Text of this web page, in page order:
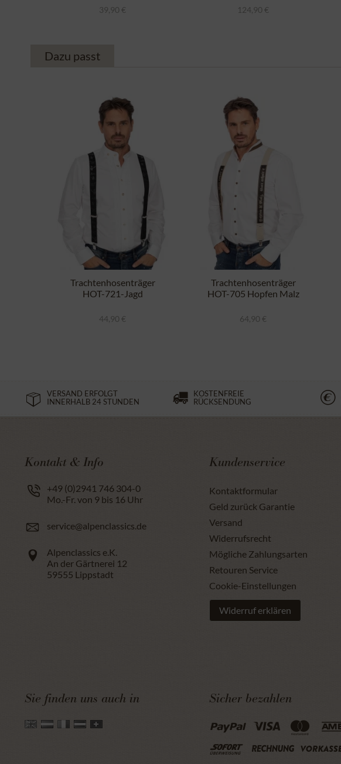
39,90 € 124,90 €
Dazu passt
Trachtenhosenträger
HOT-721-Jagd
44,90 €
Trachtenhosenträger
HOT-705 Hopfen Malz
64,90 €
VERSAND ERFOLGT
INNERHALB 24 STUNDEN
KOSTENFREIE
RÜCKSENDUNG
Kontakt & Info
+49 (0)2941 746 304-0
Mo.-Fr. von 9 bis 16 Uhr
service@alpenclassics.de
Alpenclassics e.K.
An der Gärtnerei 12
59555 Lippstadt
Kundenservice
Kontaktformular
Geld zurück Garantie
Versand
Widerrufsrecht
Mögliche Zahlungsarten
Retouren Service
Cookie-Einstellungen
Widerruf erklären
Sie finden uns auch in Sicher bezahlen